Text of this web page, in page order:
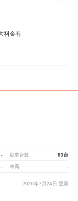
料金有
- 駐車台数 83台
- 車高 -
2026年7月24日 更新